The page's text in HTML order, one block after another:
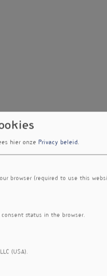
hier onze Privacy beleid.
browser (required to use this
consent status in the browser.
(USA).